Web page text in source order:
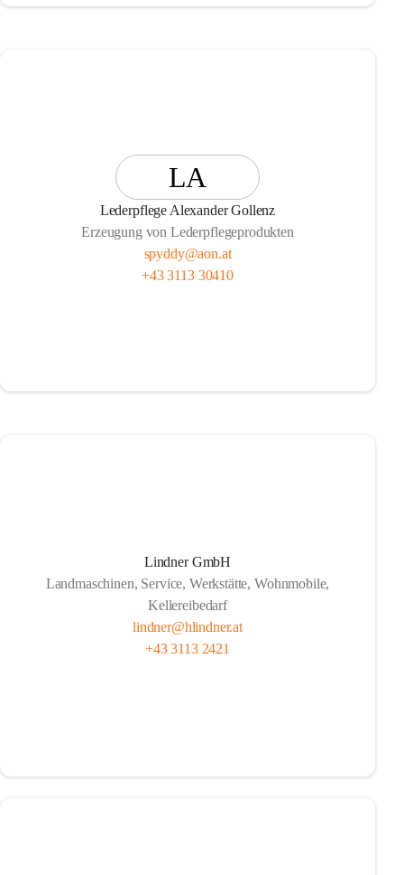
LA
Lederpflege Alexander Gollenz
Erzeugung von Lederpflegeprodukten
spyddy@aon.at
+43 3113 30410
Lindner GmbH
Landmaschinen, Service, Werkstätte, Wohnmobile,
Kellereibedarf
lindner@hlindner.at
+43 3113 2421